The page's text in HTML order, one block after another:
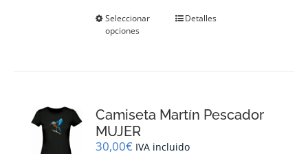
Seleccionar
opciones
Este
se
elegir
Detalles
Camiseta Martín Pescador
MUJER
30,00€ IVA incluido